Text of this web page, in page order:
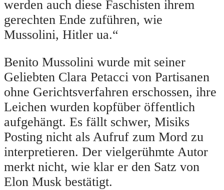
werden auch diese Faschisten ihrem
gerechten Ende zuführen, wie
Mussolini, Hitler ua.“
Benito Mussolini wurde mit seiner
Geliebten Clara Petacci von Partisanen
ohne Gerichtsverfahren erschossen, ihre
Leichen wurden kopfüber öffentlich
aufgehängt. Es fällt schwer, Misiks
Posting nicht als Aufruf zum Mord zu
interpretieren. Der vielgerühmte Autor
merkt nicht, wie klar er den Satz von
Elon Musk bestätigt.